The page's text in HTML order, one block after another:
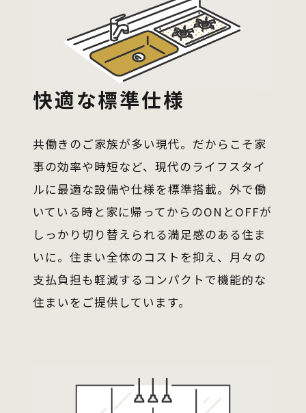
快適な標準仕様
共働きのご家族が多い現代。だからこそ家
事の効率や時短など、現代のライフスタイ
ルに最適な設備や仕様を標準搭載。外で働
いている時と家に帰ってからのONとOFFが
しっかり切り替えられる満足感のある住ま
いに。住まい全体のコストを抑え、月々の
支払負担も軽減するコンパクトで機能的な
住まいをご提供しています。